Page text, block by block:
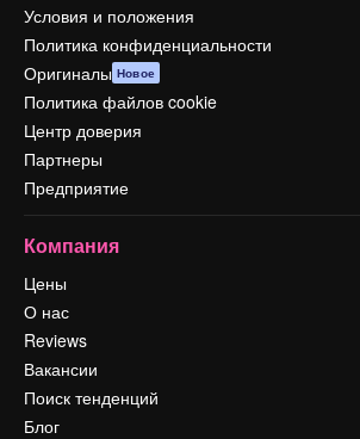
Условия и положения
Политика конфиденциальности
Оригиналы Новое
Политика файлов cookie
Центр доверия
Партнеры
Предприятие
Компания
Цены
О нас
Reviews
Вакансии
Поиск тенденций
Блог